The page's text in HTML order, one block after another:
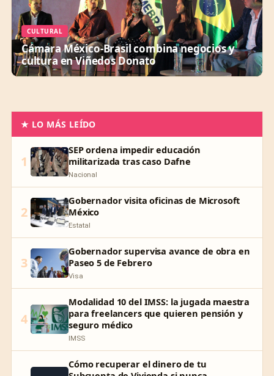
CULTURAL
Cámara México-Brasil combina negocios y
cultura en Viñedos Donato
★ LO MÁS LEÍDO
1
SEP ordena impedir educación
militarizada tras caso Dafne
Nacional
2
Gobernador visita oficinas de Microsoft
México
Estatal
3
Gobernador supervisa avance de obra en
Paseo 5 de Febrero
Visa
4
Modalidad 10 del IMSS: la jugada maestra
para freelancers que quieren pensión y
seguro médico
IMSS
Cómo recuperar el dinero de tu